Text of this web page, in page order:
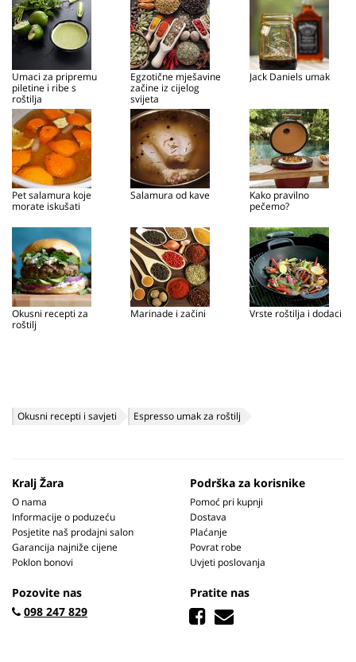
Umaci za pripremu
piletine i ribe s
roštilja
Egzotične mješavine
začine iz cijelog
svijeta
Jack Daniels umak
Pet salamura koje
morate iskušati
Salamura od kave
Kako pravilno
pečemo?
Okusni recepti za
roštilj
Marinade i začini Vrste roštilja i dodaci
Okusni recepti i savjeti Espresso umak za roštilj
Kralj Žara
O nama
Informacije o poduzeću
Posjetite naš prodajni salon
Garancija najniže cijene
Poklon bonovi
Podrška za korisnike
Pomoć pri kupnji
Dostava
Plaćanje
Povrat robe
Uvjeti poslovanja
Pozovite nas
098 247 829
Pratite nas